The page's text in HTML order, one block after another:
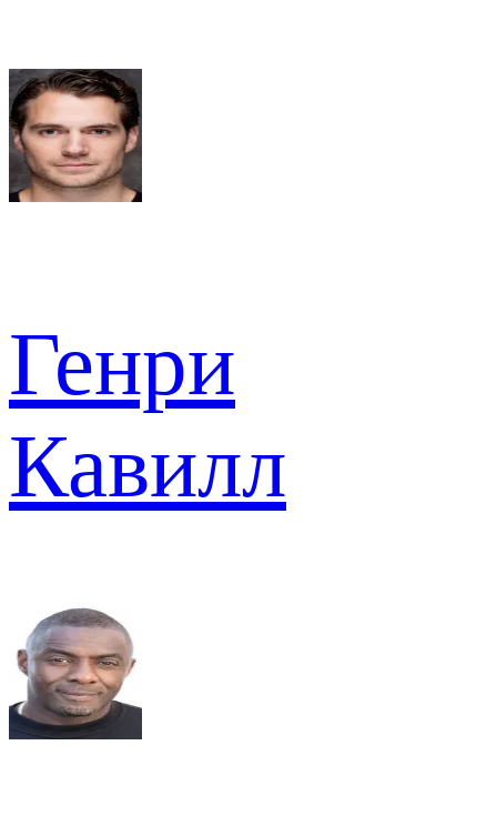
Генри
Кавилл